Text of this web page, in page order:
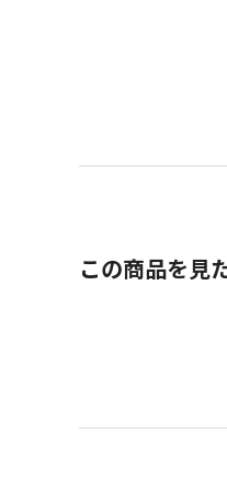
この商品を見